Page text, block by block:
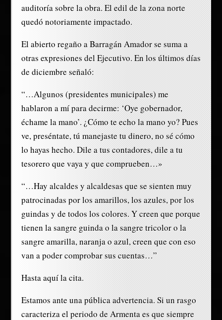
auditoría sobre la obra. El edil de la zona norte
quedó notoriamente impactado.
El abierto regaño a Barragán Amador se suma a
otras expresiones del Ejecutivo. En los últimos días
de diciembre señaló:
“…Algunos (presidentes municipales) me
hablaron a mí para decirme: ‘Oye gobernador,
échame la mano’. ¿Cómo te echo la mano yo? Pues
ve, preséntate, tú manejaste tu dinero, no sé cómo
lo hayas hecho. Dile a tus contadores, dile a tu
tesorero que vaya y que comprueben…»
“…Hay alcaldes y alcaldesas que se sienten muy
patrocinadas por los amarillos, los azules, por los
guindas y de todos los colores. Y creen que porque
tienen la sangre guinda o la sangre tricolor o la
sangre amarilla, naranja o azul, creen que con eso
van a poder comprobar sus cuentas…”
Hasta aquí la cita.
Estamos ante una pública advertencia. Si un rasgo
caracteriza el periodo de Armenta es que siempre